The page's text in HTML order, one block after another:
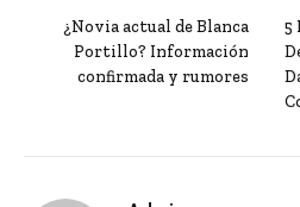
¿Novia actual de Blanca
Portillo? Información
confirmada y rumores
5